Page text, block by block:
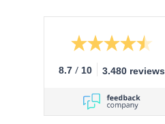
8.7 / 10 3.480 reviews